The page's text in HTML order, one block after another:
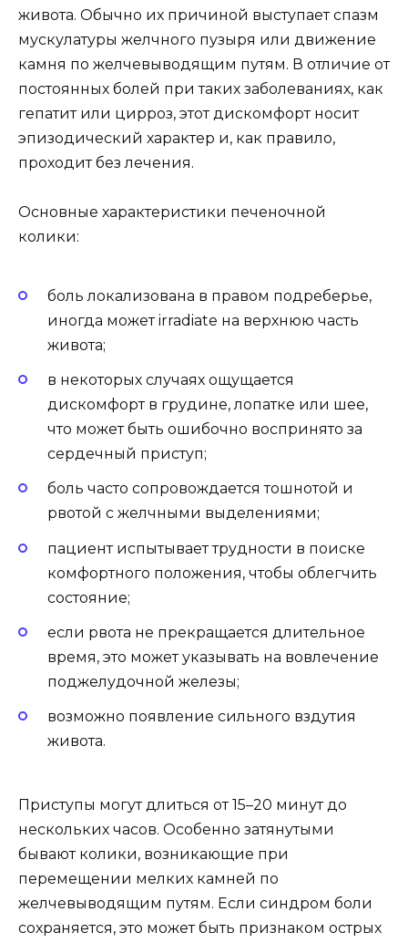
живота. Обычно их причиной выступает спазм
мускулатуры желчного пузыря или движение
камня по желчевыводящим путям. В отличие от
постоянных болей при таких заболеваниях, как
гепатит или цирроз, этот дискомфорт носит
эпизодический характер и, как правило,
проходит без лечения.
Основные характеристики печеночной
колики:
боль локализована в правом подреберье,
иногда может irradiate на верхнюю часть
живота;
в некоторых случаях ощущается
дискомфорт в грудине, лопатке или шее,
что может быть ошибочно воспринято за
сердечный приступ;
боль часто сопровождается тошнотой и
рвотой с желчными выделениями;
пациент испытывает трудности в поиске
комфортного положения, чтобы облегчить
состояние;
если рвота не прекращается длительное
время, это может указывать на вовлечение
поджелудочной железы;
возможно появление сильного вздутия
живота.
Приступы могут длиться от 15–20 минут до
нескольких часов. Особенно затянутыми
бывают колики, возникающие при
перемещении мелких камней по
желчевыводящим путям. Если синдром боли
сохраняется, это может быть признаком острых